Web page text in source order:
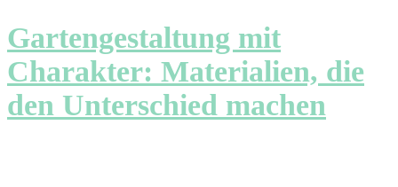
Gartengestaltung mit
Charakter: Materialien, die
den Unterschied machen